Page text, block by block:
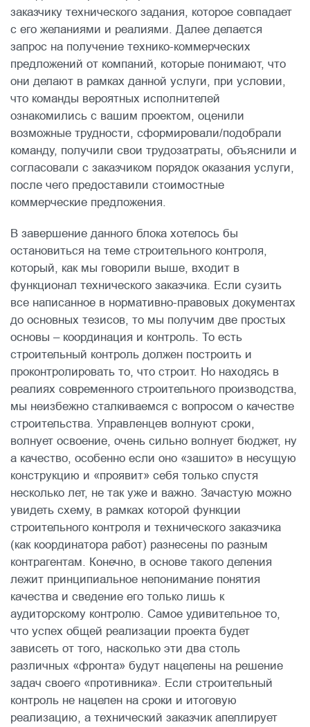
заказчику технического задания, которое совпадает
с его желаниями и реалиями. Далее делается
запрос на получение технико-коммерческих
предложений от компаний, которые понимают, что
они делают в рамках данной услуги, при условии,
что команды вероятных исполнителей
ознакомились с вашим проектом, оценили
возможные трудности, сформировали/подобрали
команду, получили свои трудозатраты, объяснили и
согласовали с заказчиком порядок оказания услуги,
после чего предоставили стоимостные
коммерческие предложения.
В завершение данного блока хотелось бы
остановиться на теме строительного контроля,
который, как мы говорили выше, входит в
функционал технического заказчика. Если сузить
все написанное в нормативно-правовых документах
до основных тезисов, то мы получим две простых
основы – координация и контроль. То есть
строительный контроль должен построить и
проконтролировать то, что строит. Но находясь в
реалиях современного строительного производства,
мы неизбежно сталкиваемся с вопросом о качестве
строительства. Управленцев волнуют сроки,
волнует освоение, очень сильно волнует бюджет, ну
а качество, особенно если оно «зашито» в несущую
конструкцию и «проявит» себя только спустя
несколько лет, не так уже и важно. Зачастую можно
увидеть схему, в рамках которой функции
строительного контроля и технического заказчика
(как координатора работ) разнесены по разным
контрагентам. Конечно, в основе такого деления
лежит принципиальное непонимание понятия
качества и сведение его только лишь к
аудиторскому контролю. Самое удивительное то,
что успех общей реализации проекта будет
зависеть от того, насколько эти два столь
различных «фронта» будут нацелены на решение
задач своего «противника». Если строительный
контроль не нацелен на сроки и итоговую
реализацию, а технический заказчик апеллирует